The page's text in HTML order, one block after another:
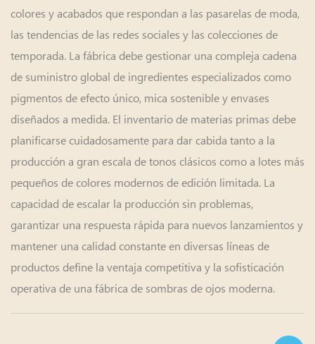
colores y acabados que respondan a las pasarelas de moda,
las tendencias de las redes sociales y las colecciones de
temporada. La fábrica debe gestionar una compleja cadena
de suministro global de ingredientes especializados como
pigmentos de efecto único, mica sostenible y envases
diseñados a medida. El inventario de materias primas debe
planificarse cuidadosamente para dar cabida tanto a la
producción a gran escala de tonos clásicos como a lotes más
pequeños de colores modernos de edición limitada. La
capacidad de escalar la producción sin problemas,
garantizar una respuesta rápida para nuevos lanzamientos y
mantener una calidad constante en diversas líneas de
productos define la ventaja competitiva y la sofisticación
operativa de una fábrica de sombras de ojos moderna.